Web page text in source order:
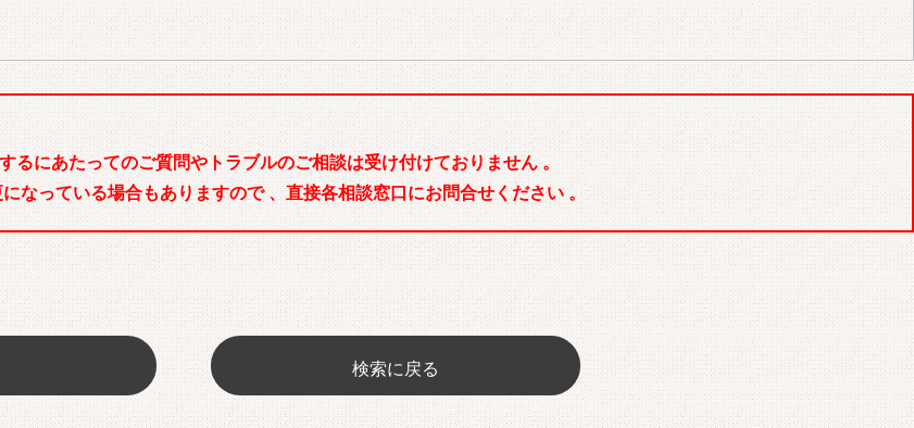
にあたってのご質問やトラブルのご相談は受け付けておりません 。
なっている場合もありますので 、直接各相談窓口にお問合せください 。
検索に戻る